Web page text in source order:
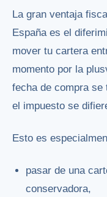
La gran ventaja
España es el
mover tu cartera
momento por la
fecha de compra se
el impuesto se
Esto es
pasar de una
conservadora,